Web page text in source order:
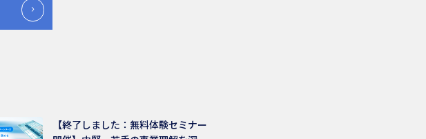
【終了しました：無料体験セミナー